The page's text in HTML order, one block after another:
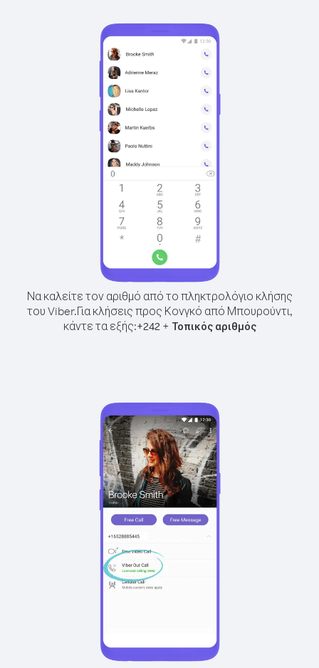
Να καλείτε τον αριθμό από το πληκτρολόγιο κλήσης
του Viber.Για κλήσεις προς Κονγκό από Μπουρούντι,
κάντε τα εξής:+242+ Τοπικός αριθμός